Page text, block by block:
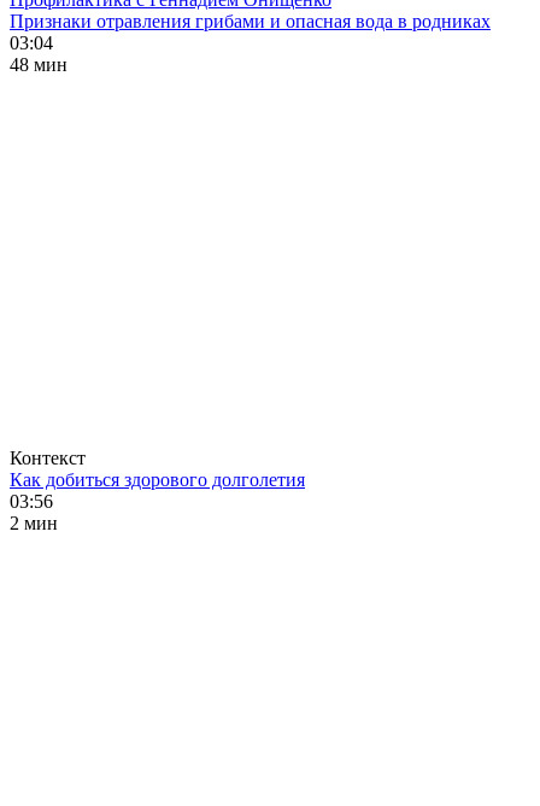
Признаки отравления грибами и опасная вода в родниках
03:04
48 мин
Контекст
Как добиться здорового долголетия
03:56
2 мин